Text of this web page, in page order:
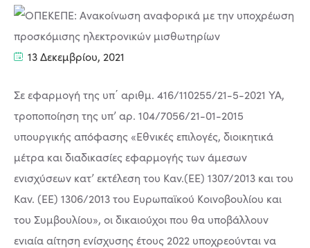
13 Δεκεμβρίου, 2021
Σε εφαρμογή της υπ΄ αριθμ. 416/110255/21-5-2021 ΥΑ,
τροποποίηση της υπ’ αρ. 104/7056/21-01-2015
υπουργικής απόφασης «Εθνικές επιλογές, διοικητικά
μέτρα και διαδικασίες εφαρμογής των άμεσων
ενισχύσεων κατ’ εκτέλεση του Καν.(ΕΕ) 1307/2013 και του
Καν. (ΕΕ) 1306/2013 του Ευρωπαϊκού Κοινοβουλίου και
του Συμβουλίου», oι δικαιούχοι που θα υποβάλλουν
ενιαία αίτηση ενίσχυσης έτους 2022 υποχρεούνται να